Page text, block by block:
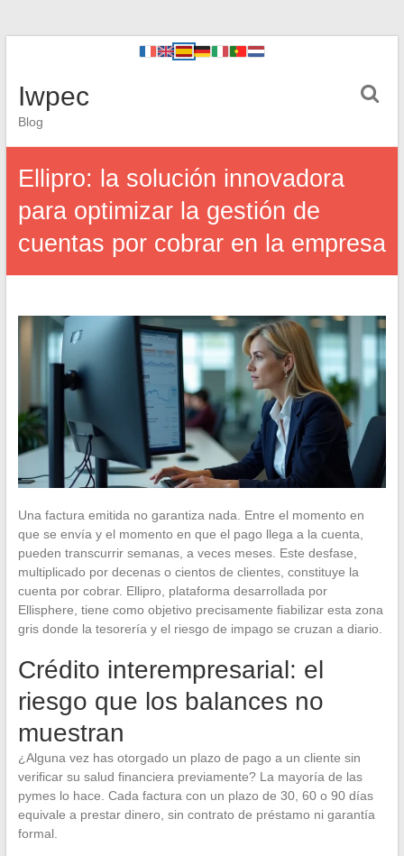
Iwpec
Blog
Ellipro: la solución innovadora
para optimizar la gestión de
cuentas por cobrar en la empresa
Una factura emitida no garantiza nada. Entre el momento en
que se envía y el momento en que el pago llega a la cuenta,
pueden transcurrir semanas, a veces meses. Este desfase,
multiplicado por decenas o cientos de clientes, constituye la
cuenta por cobrar. Ellipro, plataforma desarrollada por
Ellisphere, tiene como objetivo precisamente fiabilizar esta zona
gris donde la tesorería y el riesgo de impago se cruzan a diario.
Crédito interempresarial: el
riesgo que los balances no
muestran
¿Alguna vez has otorgado un plazo de pago a un cliente sin
verificar su salud financiera previamente? La mayoría de las
pymes lo hace. Cada factura con un plazo de 30, 60 o 90 días
equivale a prestar dinero, sin contrato de préstamo ni garantía
formal.